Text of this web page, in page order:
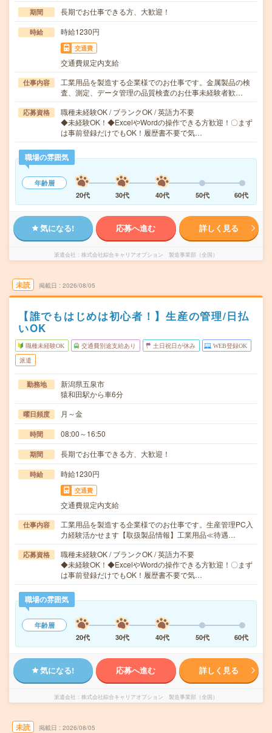
期間 長期でお仕事できる方、大歓迎！
時給 時給1230円
交通費
交通費規定内支給
仕事内容
工業用品を製造する企業様でのお仕事です。金属製品の検
査、測定、データ管理の品質検査のお仕事未経験者歓…
応募資格
職種未経験OK / ブランクOK / 英語力不要
◆未経験OK！◆ExcelやWordの操作できる方歓迎！〇まず
は事前登録だけでもOK！履歴書不要で気…
職場の雰囲気
年齢層
20代
30代 40代 50代 60代
気になる! 応募へ進む 詳しく見る
派遣会社 株式会社綜合キャリアオプション 製造事業部（全国）
未読 掲載日 2026/08/05
【誰でもはじめは初心者！】生産の管理/日払
いOK
職種未経験OK 交通費別途支給あり 土日祝日が休み WEB登録OK
派遣
勤務地
新潟県五泉市
猿和田駅から車6分
曜日頻度 月～金
時間 08:00～16:50
期間 長期でお仕事できる方、大歓迎！
時給 時給1230円
交通費
交通費規定内支給
仕事内容
工業用品を製造する企業様でのお仕事です。生産管理PC入
力経験活かせます【取扱製品情報】工業用品≪待遇…
応募資格
職種未経験OK / ブランクOK / 英語力不要
◆未経験OK！◆ExcelやWordの操作できる方歓迎！〇まず
は事前登録だけでもOK！履歴書不要で気…
職場の雰囲気
年齢層
20代
30代 40代 50代 60代
気になる! 応募へ進む 詳しく見る
派遣会社 株式会社綜合キャリアオプション 製造事業部（全国）
未読 掲載日 2026/08/05